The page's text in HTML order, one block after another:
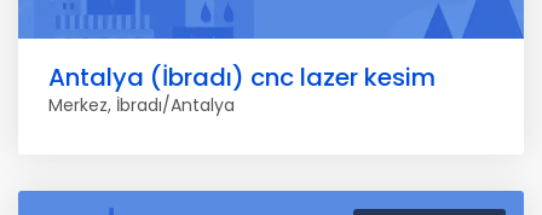
Antalya (İbradı) cnc lazer kesim
Merkez, İbradı/Antalya